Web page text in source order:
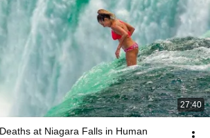
27:40
at Niagara Falls in Human